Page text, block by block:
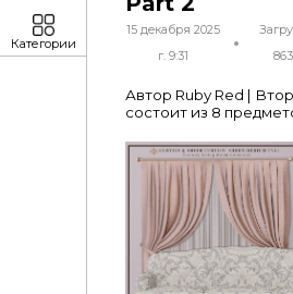
15 декабря 2025
г. 9:31
Автор Ruby Red |
состоит из 8
Категории